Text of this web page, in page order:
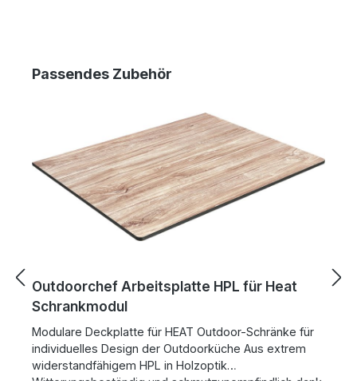
Passendes Zubehör
Outdoorchef Arbeitsplatte HPL für Heat
Schrankmodul
Modulare Deckplatte für HEAT Outdoor-Schränke für
individuelles Design der Outdoorküche Aus extrem
widerstandfähigem HPL in Holzoptik
Witterungsbeständig und schmutzunempfindlich dank